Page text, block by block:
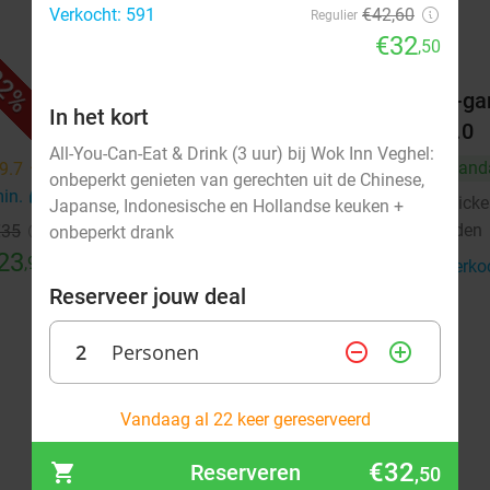
9.7 star
directions_car
,95
2.0
Morgen
Mickers 2.0
9.7 star
Uden
2-
2.0
Uden
Verkocht: 591
Regulier €42,60
€32,50
In het kort
All-You-Can-Eat & Drink (3 uur) bij Wok Inn Veghel:
onbeperkt genieten van gerechten uit de Chinese,
Japanse, Indonesische en Hollandse keuken +
onbeperkt drank
Reserveer jouw deal
2 Personen remove_circle_outline add_circle_outline
augustus 2026
Vandaag al 22 keer gereserveerd
Reserveren €32,50